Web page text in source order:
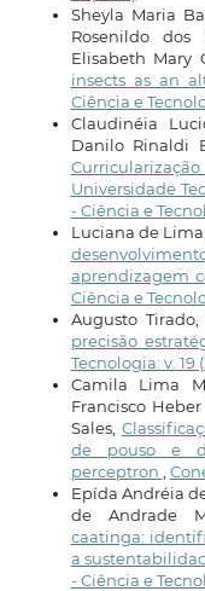
Sheyla Maria
Rosenildo dos
Elisabeth Mary
insects as an
Ciência e
Claudinéia
Danilo Rinaldi
Universidade
- Ciência e
Luciana de
aprendizagem
Ciência e
Augusto
precisão
Tecnologia: v. 19
Camila Lima
Francisco
Sales,
de pouso e
perceptron
Epída Andréia
de Andrade
caatinga:
a
- Ciência e